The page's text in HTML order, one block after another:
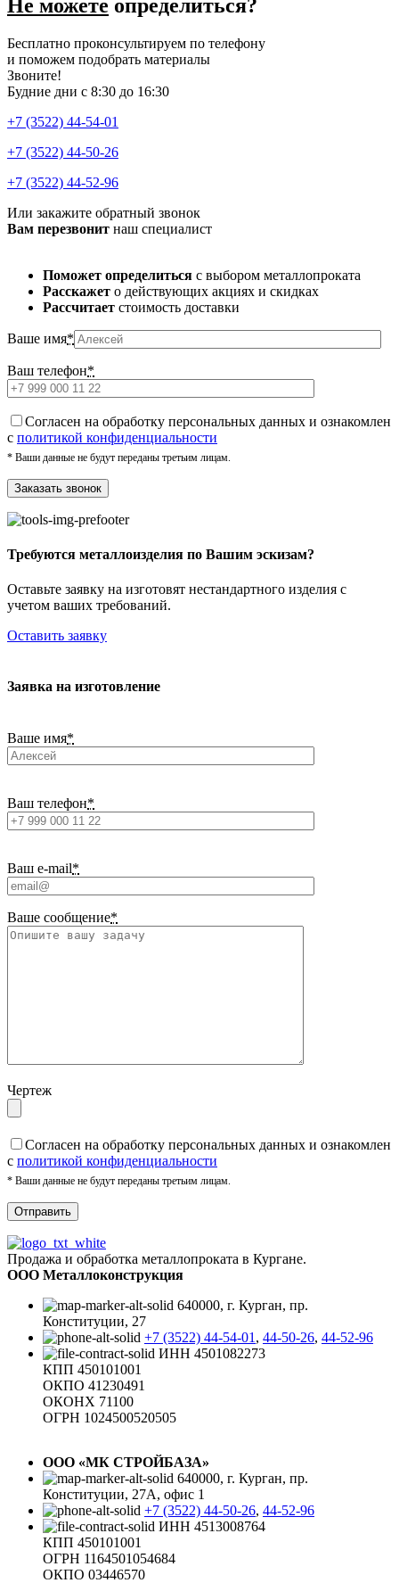
Не можете определиться?
Бесплатно проконсультируем по телефону
и поможем подобрать материалы
Звоните!
Будние дни с 8:30 до 16:30
+7 (3522) 44-54-01
+7 (3522) 44-50-26
+7 (3522) 44-52-96
Или закажите обратный звонок
Вам перезвонит наш специалист
Поможет определиться с выбором металлопроката
Расскажет о действующих акциях и скидках
Рассчитает стоимость доставки
Ваше имя*
Ваш телефон*
Cогласен на обработку персональных данных и ознакомлен
с политикой конфиденциальности
* Ваши данные не будут переданы третьим лицам.
Требуются металлоизделия по Вашим эскизам?
Оставьте заявку на изготовят нестандартного изделия с
учетом ваших требований.
Оставить заявку
Заявка на изготовление
Ваше имя*
Ваш телефон*
Ваш e-mail*
Ваше сообщение*
Чертеж
Cогласен на обработку персональных данных и ознакомлен
с политикой конфиденциальности
* Ваши данные не будут переданы третьим лицам.
Продажа и обработка металлопроката в Кургане.
ООО Металлоконструкция
640000, г. Курган, пр.
Конституции, 27
+7 (3522) 44-54-01 , 44-50-26, 44-52-96
ИНН 4501082273
КПП 450101001
ОКПО 41230491
ОКОНХ 71100
ОГРН 1024500520505
ООО «МК СТРОЙБАЗА»
640000, г. Курган, пр.
Конституции, 27А, офис 1
+7 (3522) 44-50-26, 44-52-96
ИНН 4513008764
КПП 450101001
ОГРН 1164501054684
ОКПО 03446570